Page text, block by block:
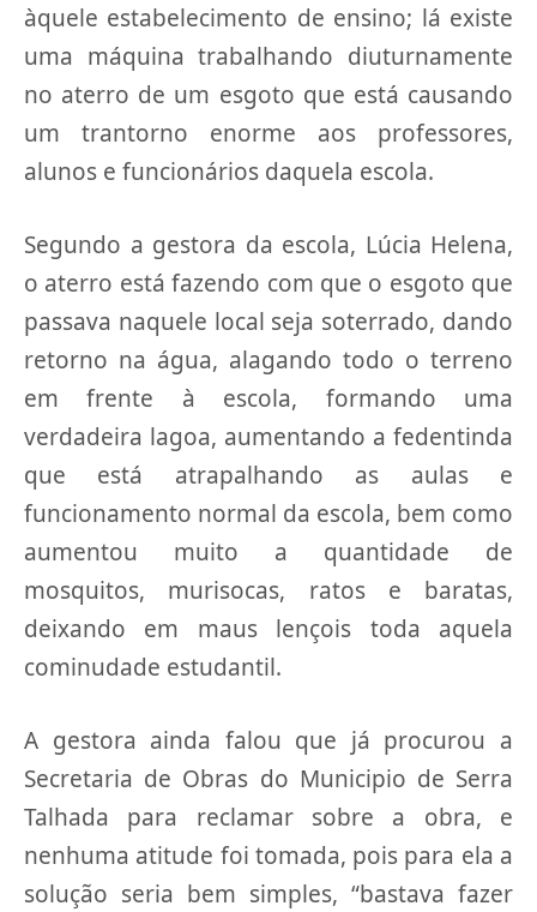
àquele estabelecimento de ensino; lá existe
uma máquina trabalhando diuturnamente
no aterro de um esgoto que está causando
um trantorno enorme aos professores,
alunos e funcionários daquela escola.
Segundo a gestora da escola, Lúcia Helena,
o aterro está fazendo com que o esgoto que
passava naquele local seja soterrado, dando
retorno na água, alagando todo o terreno
em frente à escola, formando uma
verdadeira lagoa, aumentando a fedentinda
que está atrapalhando as aulas e
funcionamento normal da escola, bem como
aumentou muito a quantidade de
mosquitos, murisocas, ratos e baratas,
deixando em maus lençois toda aquela
cominudade estudantil.
A gestora ainda falou que já procurou a
Secretaria de Obras do Municipio de Serra
Talhada para reclamar sobre a obra, e
nenhuma atitude foi tomada, pois para ela a
solução seria bem simples, “bastava fazer